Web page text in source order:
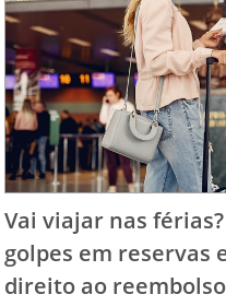
Vai viajar nas
golpes em reservas
direito ao reembolso